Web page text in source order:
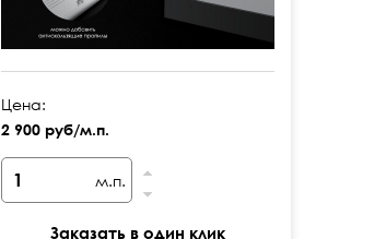
Цена:
2 900 руб/м.п.
м.п.
Заказать в один клик